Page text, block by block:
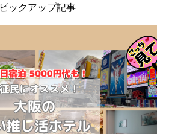
ピックアップ記事